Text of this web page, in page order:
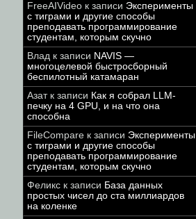
FreeAIVideo к записи Эксперименты
с тиграми и другие способы
преподавать программирование
студентам, которым скучно
Влад к записи NAVIS —
многоцелевой быстросборный
беспилотный катамаран
Азатк записи Как я собрал LLM-
печку на 4 GPU, и на что она
способна
FileCompare к записи Эксперименты
с тиграми и другие способы
преподавать программирование
студентам, которым скучно
Феликс к записи База данных
простых чисел до ста миллиардов
на коленке